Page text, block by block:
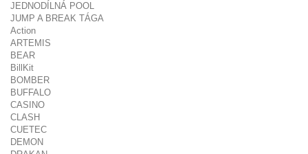
JEDNODÍLNÁ POOL
JUMP A BREAK TÁGA
Action
ARTEMIS
BEAR
BillKit
BOMBER
BUFFALO
CASINO
CLASH
CUETEC
DEMON